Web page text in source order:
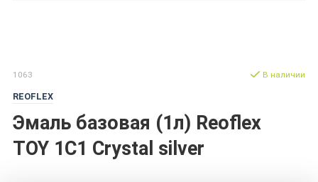
1063
REOFLEX
Эмаль базовая (1л) Reoflex
TOY 1C1 Crystal silver
В наличии